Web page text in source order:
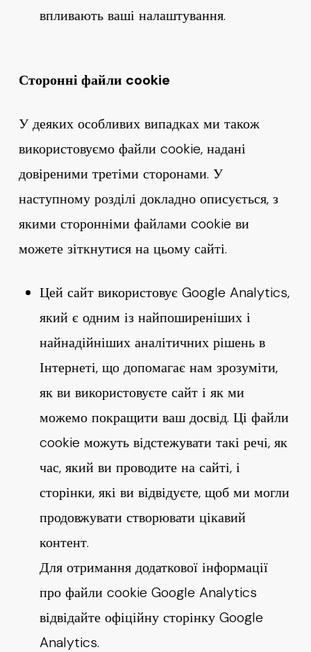
впливають ваші налаштування.
Сторонні файли cookie
У деяких особливих випадках ми також
використовуємо файли cookie, надані
довіреними третіми сторонами. У
наступному розділі докладно описується, з
якими сторонніми файлами cookie ви
можете зіткнутися на цьому сайті.
Цей сайт використовує Google Analytics,
який є одним із найпоширеніших і
найнадійніших аналітичних рішень в
Інтернеті, що допомагає нам зрозуміти,
як ви використовуєте сайт і як ми
можемо покращити ваш досвід. Ці файли
cookie можуть відстежувати такі речі, як
час, який ви проводите на сайті, і
сторінки, які ви відвідуєте, щоб ми могли
продовжувати створювати цікавий
контент.
Для отримання додаткової інформації
про файли cookie Google Analytics
відвідайте офіційну сторінку Google
Analytics.